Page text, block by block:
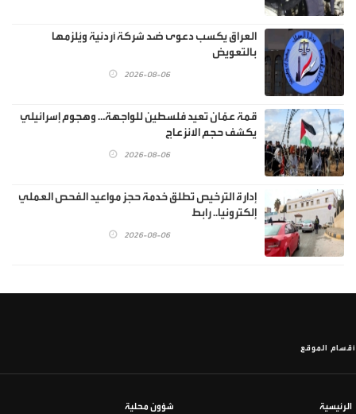
العراق يكسب دعوى ضد شركة أردنية ويُلزمها
بالتعويض
2026-08-06
قمة عمّان تعيد فلسطين للواجهة… وهجوم إسرائيلي
يكشف حجم الانزعاج
2026-08-06
إدارة الترخيص تطلق خدمة حجز مواعيد الفحص العملي
إلكترونيا.. رابط
2026-08-06
أقسام الموقع
الرئيسية شؤون محلية